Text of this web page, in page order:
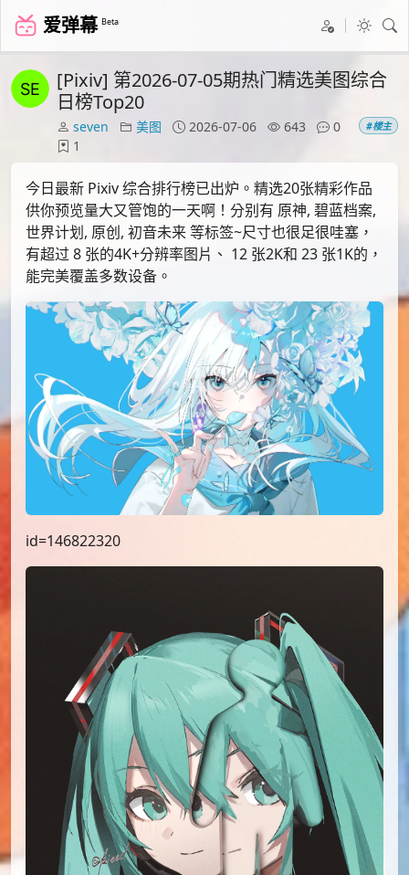
爱弹幕 Beta
[Pixiv] 第2026-07-05期热门精选美图综合
日榜Top20
seven 美图 2026-07-06 643
0
1
#楼主
今日最新 Pixiv 综合排行榜已出炉。精选20张精彩作品
供你预览量大又管饱的一天啊！分别有 原神, 碧蓝档案,
世界计划, 原创, 初音未来 等标签~尺寸也很足很哇塞，
有超过 8 张的4K+分辨率图片、 12 张2K和 23 张1K的，
能完美覆盖多数设备。
id=146822320